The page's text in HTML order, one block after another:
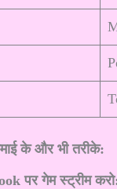
के और भी तरीके:
पर गेम स्ट्रीम